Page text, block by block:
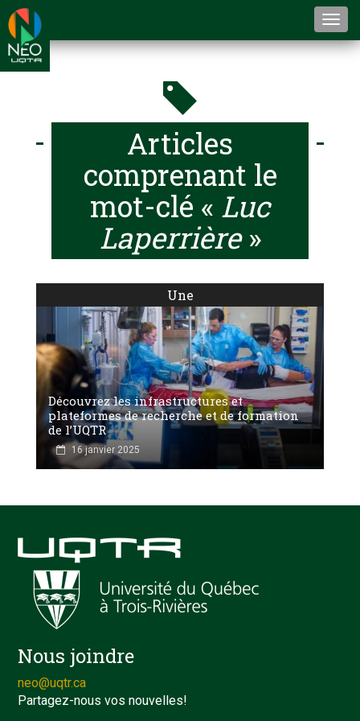
Articles
comprenant le
mot-clé « Luc
Laperrière»
Une
Découvrez les infrastructures et
plateformes de recherche et de formation
de l’UQTR
16 janvier 2025
Nous joindre
neo@uqtr.ca
Partagez-nous vos nouvelles!